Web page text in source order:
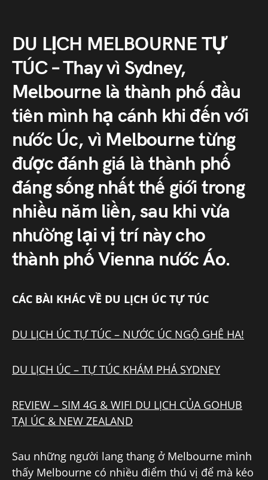
DU LỊCH MELBOURNE TỰ
TÚC – Thay vì Sydney,
Melbourne là thành phố đầu
tiên mình hạ cánh khi đến với
nước Úc, vì Melbourne từng
được đánh giá là thành phố
đáng sống nhất thế giới trong
nhiều năm liền, sau khi vừa
nhường lại vị trí này cho
thành phố Vienna nước Áo.
CÁC BÀI KHÁC VỀ DU LỊCH ÚC TỰ TÚC
DU LỊCH ÚC TỰ TÚC – NƯỚC ÚC NGỘ GHÊ HA!
DU LỊCH ÚC – TỰ TÚC KHÁM PHÁ SYDNEY
REVIEW – SIM 4G & WIFI DU LỊCH CỦA GOHUB
TẠI ÚC & NEW ZEALAND
Sau những người lang thang ở Melbourne mình
thấy Melbourne có nhiều điểm thú vị để mà kéo